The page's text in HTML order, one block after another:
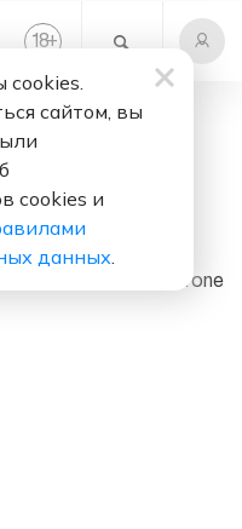
18+
Слушать бесплатно
Sardonic Wrath
Darkthrone
сайтом, вы
cookies и
данных.